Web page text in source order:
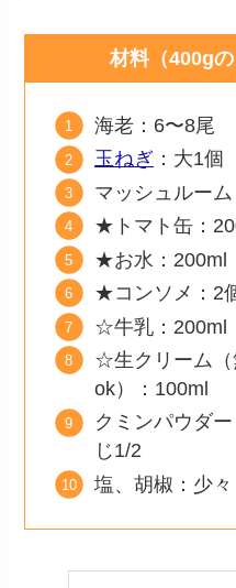
材料（400gの
海老：6〜8尾
玉ねぎ ：大1個
マッシュルー
★トマト缶：
★お水：200ml
★コンソメ：2
☆牛乳：200ml
☆生クリーム（
ok）：100ml
クミンパウダ
じ1/2
塩、胡椒：少々